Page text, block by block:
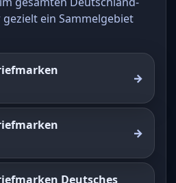
ein Sammelgebiet
Deutsches